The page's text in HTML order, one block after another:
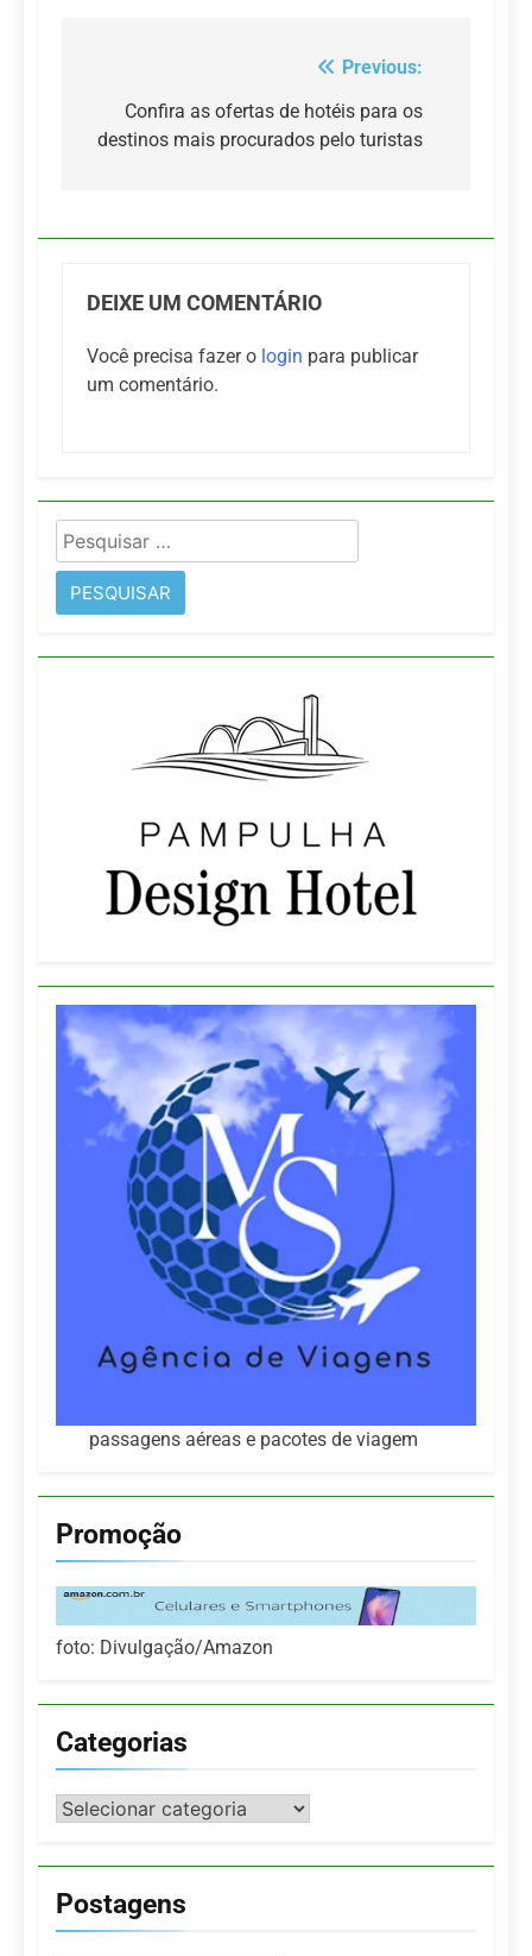
Previous:
Confira as ofertas de hotéis para os
destinos mais procurados pelo turistas
DEIXE UM COMENTÁRIO
Você precisa fazer o login para publicar
um comentário.
Pesquisar
por:
passagens aéreas e pacotes de viagem
Promoção
foto: Divulgação/Amazon
Categorias
Categorias
Postagens